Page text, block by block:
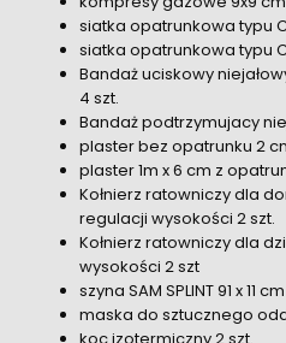
siatka opatrunkowa typu
siatka opatrunkowa typu
Bandaż uciskowy
4 szt.
Bandaż podtrzymujacy
plaster bez opatrunku 2
plaster 1m x 6 cm z
Kołnierz ratowniczy dla
regulacji wysokości 2 szt.
Kołnierz ratowniczy dla
wysokości 2 szt
szyna SAM SPLINT 91 x 11
maska do sztucznego